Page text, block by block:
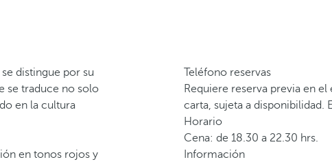
distingue por su
se traduce no solo
en la cultura
en tonos rojos y
Teléfono reservas
Requiere reserva previa en
carta, sujeta a disponibilidad.
Horario
Cena: de 18.30 a 22.30 hrs.
Información